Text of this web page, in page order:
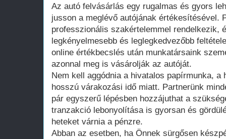
Az autó felvásárlás egy rugalmas és gyors
jusson a meglévő autójának értékesítésével.
professzionális szakértelemmel rendelkezik,
legkényelmesebb és leglegkedvezőbb
online értékbecslés után munkatársaink
azonnal meg is vásárolják az autóját.
Nem kell aggódnia a hivatalos papírmunka, a
hosszú várakozási idő miatt. Partnerünk
pár egyszerű lépésben hozzájuthat a
tranzakció lebonyolítása is gyorsan és
heteket várnia a pénzre.
Abban az esetben, ha Önnek sürgősen